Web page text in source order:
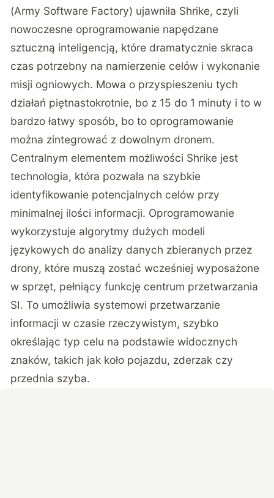
(Army Software Factory) ujawniła Shrike, czyli
nowoczesne oprogramowanie napędzane
sztuczną inteligencją, które dramatycznie skraca
czas potrzebny na namierzenie celów i wykonanie
misji ogniowych. Mowa o przyspieszeniu tych
działań piętnastokrotnie, bo z 15 do 1 minuty i to w
bardzo łatwy sposób, bo to oprogramowanie
można zintegrować z dowolnym dronem.
Centralnym elementem możliwości Shrike jest
technologia, która pozwala na szybkie
identyfikowanie potencjalnych celów przy
minimalnej ilości informacji. Oprogramowanie
wykorzystuje algorytmy dużych modeli
językowych do analizy danych zbieranych przez
drony, które muszą zostać wcześniej wyposażone
w sprzęt, pełniący funkcję centrum przetwarzania
SI. To umożliwia systemowi przetwarzanie
informacji w czasie rzeczywistym, szybko
określając typ celu na podstawie widocznych
znaków, takich jak koło pojazdu, zderzak czy
przednia szyba.